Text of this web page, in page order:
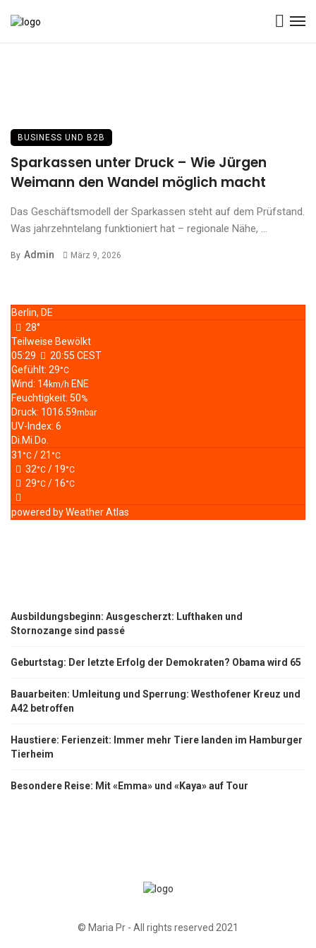
BUSINESS UND B2B
Sparkassen unter Druck – Wie Jürgen
Weimann den Wandel möglich macht
Das Geschäftsmodell der Sparkassen steht auf dem Prüfstand.
Was jahrzehntelang funktioniert hat – regionale Nähe, ...
By Admin März 9, 2026
Berlin, DE
28°
Teilweise Bewölkt
05:29
20:55 CEST
Gefühlt: 29°C
Wind: 14km/h ENE
Feuchtigkeit: 50%
Druck: 1016.59mbar
UV-Index: 6
Di. Mi. Do.
31 °C / 21 °C
32°C/ 19°C
29°C/ 16°C
powered byWeather Atlas
Ausbildungsbeginn: Ausgescherzt: Lufthaken und
Stornozange sind passé
Geburtstag: Der letzte Erfolg der Demokraten? Obama wird 65
Bauarbeiten: Umleitung und Sperrung: Westhofener Kreuz und
A42 betroffen
Haustiere: Ferienzeit: Immer mehr Tiere landen im Hamburger
Tierheim
Besondere Reise: Mit «Emma» und «Kaya» auf Tour
© Maria Pr - All rights reserved 2021